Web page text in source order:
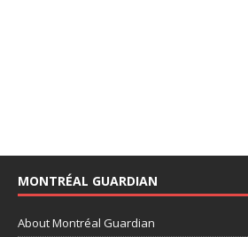
MONTRÉAL GUARDIAN
About Montréal Guardian